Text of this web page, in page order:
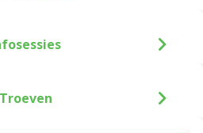
Troeven